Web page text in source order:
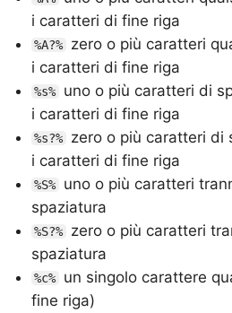
i caratteri di fine riga
%A?%
zero o più caratteri
i caratteri di fine riga
%s%
uno o più caratteri di
i caratteri di fine riga
%s?%
zero o più caratteri di
i caratteri di fine riga
%S%
uno o più caratteri
spaziatura
%S?%
zero o più caratteri
spaziatura
%c%
un singolo carattere
fine riga)